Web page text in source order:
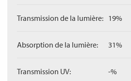
Transmission de la lumière: 19%
Absorption de la lumière: 31%
Transmission UV: -%